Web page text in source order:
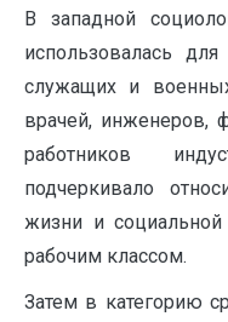
В западной
использовалась для
служащих и
врачей, инженеров,
работников
подчеркивало
жизни и
рабочим классом.
Затем в категорию